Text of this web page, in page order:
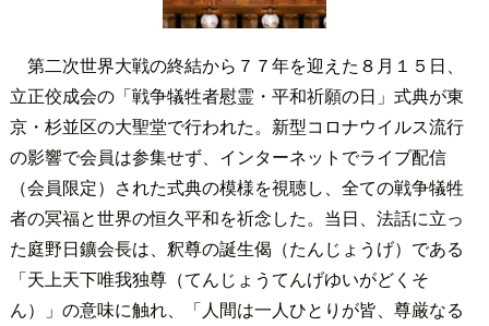
第二次世界大戦の終結から７７年を迎えた８月１５日、
立正佼成会の「戦争犠牲者慰霊・平和祈願の日」式典が東
京・杉並区の大聖堂で行われた。新型コロナウイルス流行
の影響で会員は参集せず、インターネットでライブ配信
（会員限定）された式典の模様を視聴し、全ての戦争犠牲
者の冥福と世界の恒久平和を祈念した。当日、法話に立っ
た庭野日鑛会長は、釈尊の誕生偈（たんじょうげ）である
「天上天下唯我独尊（てんじょうてんげゆいがどくそ
ん）」の意味に触れ、「人間は一人ひとりが皆、尊厳なる